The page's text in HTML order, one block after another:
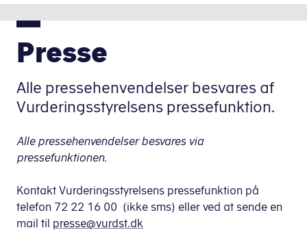
Presse
Alle pressehenvendelser besvares af
Vurderingsstyrelsens pressefunktion.
Alle pressehenvendelser besvares via
pressefunktionen.
Kontakt Vurderingsstyrelsens pressefunktion på
telefon 72 22 16 00 (ikke sms) eller ved at sende en
mail til presse@vurdst.dk